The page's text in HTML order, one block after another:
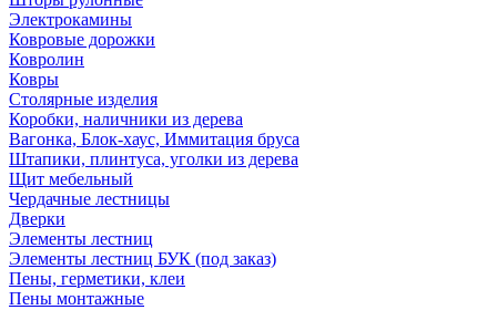
Электрокамины
Ковровые дорожки
Ковролин
Ковры
Столярные изделия
Коробки, наличники из дерева
Вагонка, Блок-хаус, Иммитация бруса
Штапики, плинтуса, уголки из дерева
Щит мебельный
Чердачные лестницы
Дверки
Элементы лестниц
Элементы лестниц БУК (под заказ)
Пены, герметики, клеи
Пены монтажные